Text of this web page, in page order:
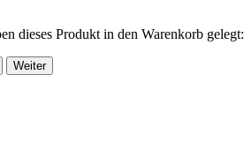
dieses Produkt in den Warenkorb gelegt:
Weiter